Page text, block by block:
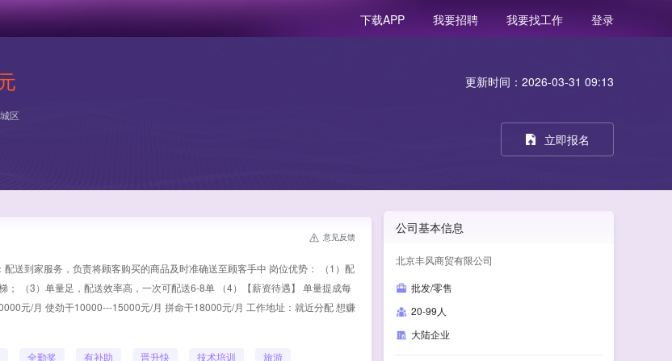
下载APP 我要招聘 我要找工作 登录
区
意见反馈
送到家服务，负责将顾客购买的商品及时准确送至顾客手中 岗位优势： （1）配
（3）单量足，配送效率高，一次可配送6-8单 （4）【薪资待遇】 单量提成每
元/月 使劲干10000---15000元/月 拼命干18000元/月 工作地址：就近分配 想赚
全勤奖 有补助 晋升快 技术培训 旅游
更新时间：2026-03-31 09:13
立即报名
公司基本信息
北京丰风商贸有限公司
批发/零售
20-99人
大陆企业